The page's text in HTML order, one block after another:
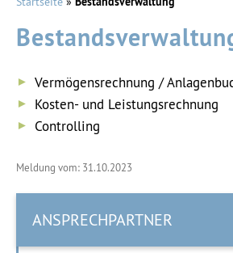
Vermögensrechnung /
Kosten- und Leistungsrechnung
Controlling
Meldung vom: 31.10.2023
ANSPRECHPARTNER